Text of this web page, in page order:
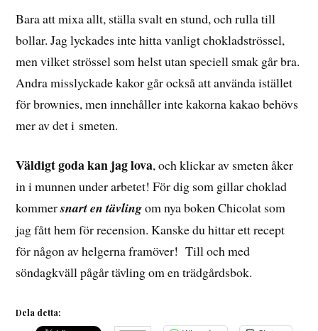
Bara att mixa allt, ställa svalt en stund, och rulla till
bollar. Jag lyckades inte hitta vanligt chokladströssel,
men vilket strössel som helst utan speciell smak går bra.
Andra misslyckade kakor går också att använda istället
för brownies, men innehåller inte kakorna kakao behövs
mer av det i smeten.
Väldigt goda kan jag lova, och klickar av smeten åker
in i munnen under arbetet! För dig som gillar choklad
kommersnart en tävlingom nya boken Chicolat som
jag fått hem för recension. Kanske du hittar ett recept
för någon av helgerna framöver! Till och med
söndagkväll pågår tävling om en trädgårdsbok.
Dela detta: